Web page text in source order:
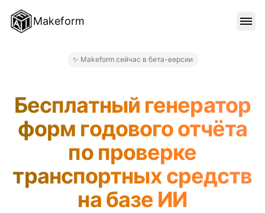
Makeform
БЛОГ
ЦЕНЫ
✨ Makeform сейчас в бета-версии
Бесплатный генератор
форм годового отчёта
по проверке
транспортных средств
на базе ИИ